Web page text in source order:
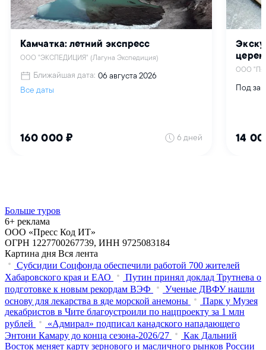
Больше туров
6+ реклама
ООО «Пресс Код ИТ»
ОГРН 1227700267739, ИНН 9725083184
Картина дня Вся лента
Субсидии Соцфонда обеспечили работой 700 жителей
Хабаровского края и ЕАО
Путин принял доклад Трутнева о
подготовке к новым рекордам ВЭФ
Ученые ДВФУ нашли
основу для лекарства в яде морской анемоны
Парк у Музея
декабристов в Чите благоустроили по нацпроекту за 1 млн
рублей
«Адмирал» подписал канадского нападающего
Энтони Камару до конца сезона-2026/27
Как Дальний
Восток меняет карту зернового и масличного рынков России